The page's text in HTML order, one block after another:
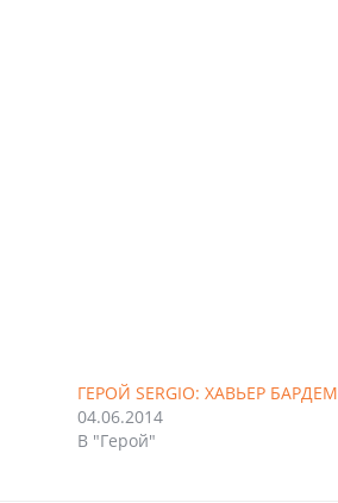
ГЕРОЙ SERGIO: ХАВЬЕР БАРДЕМ
04.06.2014
В "Герой"